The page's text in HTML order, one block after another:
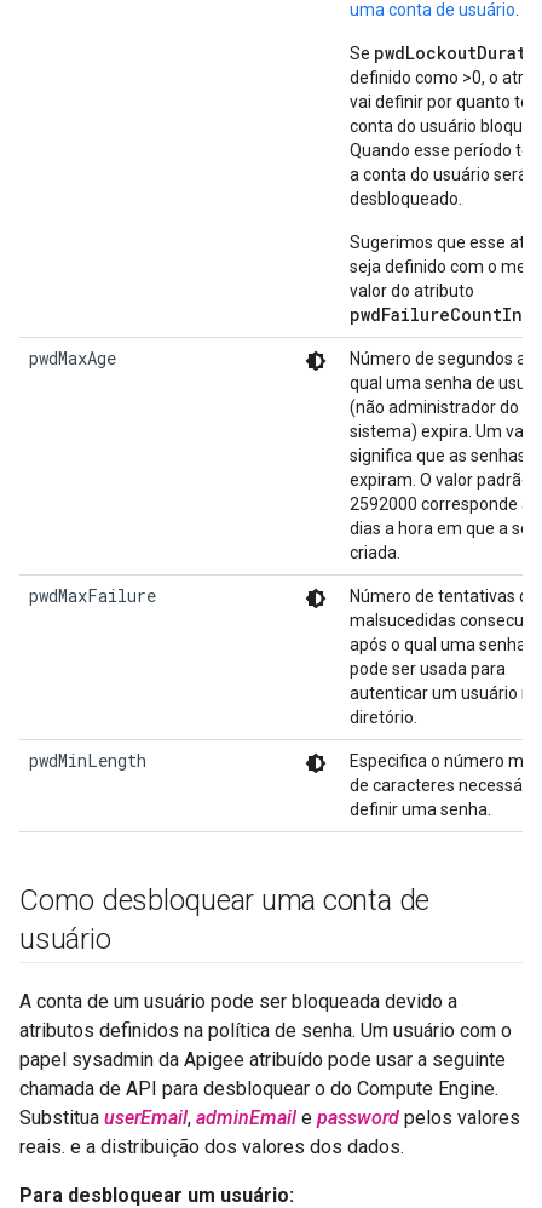
uma conta de usuário
Se
definido como >0, o
vai definir por quanto
conta do usuário
Quando esse período
a conta do usuário será
desbloqueado.
Sugerimos que esse
seja definido com o
valor do atributo
pwdMaxAge
Número de segundos
qual uma senha de
(não administrador do
sistema) expira. Um
significa que as senhas
expiram. O valor padrão
2592000 corresponde a
dias a hora em que a
criada.
pwdMaxFailure
Número de tentativas de
malsucedidas
após o qual uma senha
pode ser usada para
autenticar um usuário no
diretório.
pwdMinLength
Especifica o número
de caracteres
definir uma senha.
Como desbloquear uma conta de
usuário
A conta de um usuário pode ser bloqueada devido a
atributos definidos na política de senha. Um usuário com o
papel sysadmin da Apigee atribuído pode usar a seguinte
chamada de API para desbloquear o do Compute Engine.
Substitua userEmail, adminEmail e password pelos valores
reais. e a distribuição dos valores dos dados.
Para desbloquear um usuário: